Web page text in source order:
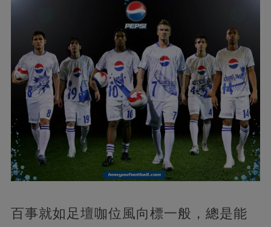
百事就如足壇咖位風向標一般，總是能